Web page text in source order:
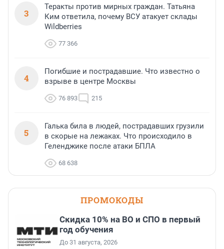
3
Теракты против мирных граждан. Татьяна
Ким ответила, почему ВСУ атакует склады
Wildberries
77 366
4
Погибшие и пострадавшие. Что известно о
взрыве в центре Москвы
76 893 215
5
Галька била в людей, пострадавших грузили
в скорые на лежаках. Что происходило в
Геленджике после атаки БПЛА
68 638
ПРОМОКОДЫ
Скидка 10% на ВО и СПО в первый
год обучения
До 31 августа, 2026